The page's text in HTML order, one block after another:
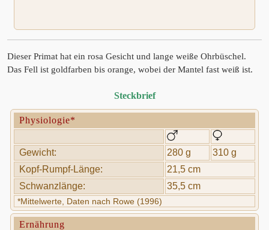
Dieser Primat hat ein rosa Gesicht und lange weiße Ohrbüschel.
Das Fell ist goldfarben bis orange, wobei der Mantel fast weiß ist.
Steckbrief
Physiologie*
Gewicht: 280 g
310 g
Kopf-Rumpf-Länge:
21,5 cm
Schwanzlänge:
35,5 cm
*Mittelwerte, Daten nach Rowe (1996)
Ernährung